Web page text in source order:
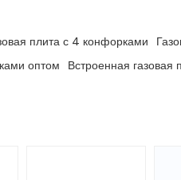
плита с 4 конфорками
оптом Встроенная газовая